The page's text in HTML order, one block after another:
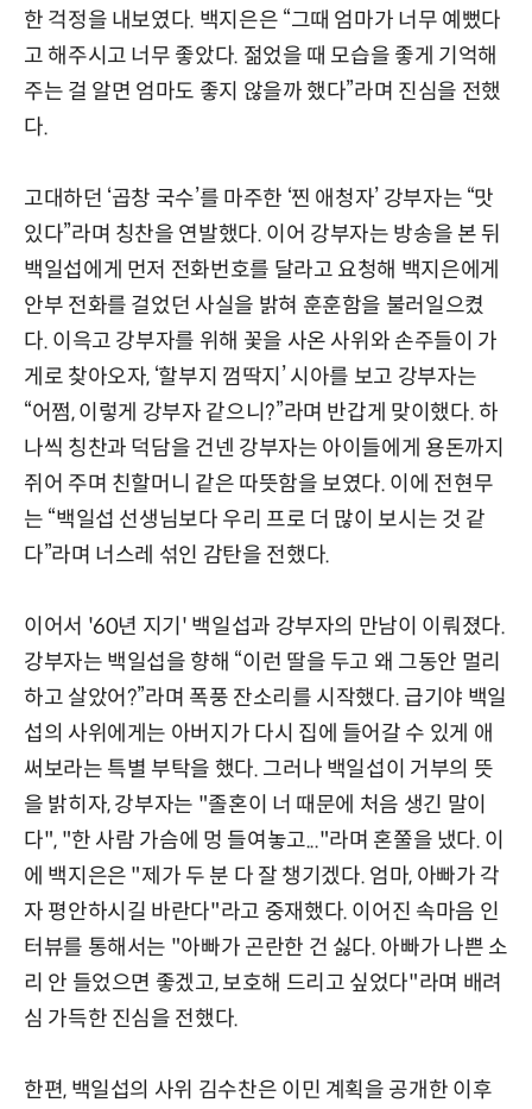
한 걱정을 내보였다. 백지은은 “그때 엄마가 너무 예뻤다
고 해주시고 너무 좋았다. 젊었을 때 모습을 좋게 기억해
주는 걸 알면 엄마도 좋지 않을까 했다”라며 진심을 전했
다.
고대하던 ‘곱창 국수’를 마주한 ‘찐 애청자’ 강부자는 “맛
있다”라며 칭찬을 연발했다. 이어 강부자는 방송을 본 뒤
백일섭에게 먼저 전화번호를 달라고 요청해 백지은에게
안부 전화를 걸었던 사실을 밝혀 훈훈함을 불러일으켰
다. 이윽고 강부자를 위해 꽃을 사온 사위와 손주들이 가
게로 찾아오자, ‘할부지 껌딱지’ 시아를 보고 강부자는
“어쩜, 이렇게 강부자 같으니?”라며 반갑게 맞이했다. 하
나씩 칭찬과 덕담을 건넨 강부자는 아이들에게 용돈까지
쥐어 주며 친할머니 같은 따뜻함을 보였다. 이에 전현무
는 “백일섭 선생님보다 우리 프로 더 많이 보시는 것 같
다”라며 너스레 섞인 감탄을 전했다.
이어서 '60년 지기' 백일섭과 강부자의 만남이 이뤄졌다.
강부자는 백일섭을 향해 “이런 딸을 두고 왜 그동안 멀리
하고 살았어?”라며 폭풍 잔소리를 시작했다. 급기야 백일
섭의 사위에게는 아버지가 다시 집에 들어갈 수 있게 애
써보라는 특별 부탁을 했다. 그러나 백일섭이 거부의 뜻
을 밝히자, 강부자는 "졸혼이 너 때문에 처음 생긴 말이
다", "한 사람 가슴에 멍 들여놓고..."라며 혼쭐을 냈다. 이
에 백지은은 "제가 두 분 다 잘 챙기겠다. 엄마, 아빠가 각
자 평안하시길 바란다"라고 중재했다. 이어진 속마음 인
터뷰를 통해서는 "아빠가 곤란한 건 싫다. 아빠가 나쁜 소
리 안 들었으면 좋겠고, 보호해 드리고 싶었다"라며 배려
심 가득한 진심을 전했다.
한편, 백일섭의 사위 김수찬은 이민 계획을 공개한 이후